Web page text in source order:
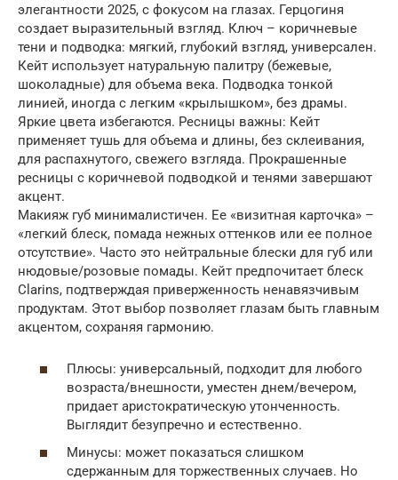
элегантности 2025, с фокусом на глазах. Герцогиня
создает выразительный взгляд. Ключ – коричневые
тени и подводка: мягкий, глубокий взгляд, универсален.
Кейт использует натуральную палитру (бежевые,
шоколадные) для объема века. Подводка тонкой
линией, иногда с легким «крылышком», без драмы.
Яркие цвета избегаются. Ресницы важны: Кейт
применяет тушь для объема и длины, без склеивания,
для распахнутого, свежего взгляда. Прокрашенные
ресницы с коричневой подводкой и тенями завершают
акцент.
Макияж губ минималистичен. Ее «визитная карточка» –
«легкий блеск, помада нежных оттенков или ее полное
отсутствие». Часто это нейтральные блески для губ или
нюдовые/розовые помады. Кейт предпочитает блеск
Clarins, подтверждая приверженность ненавязчивым
продуктам. Этот выбор позволяет глазам быть главным
акцентом, сохраняя гармонию.
Плюсы: универсальный, подходит для любого
возраста/внешности, уместен днем/вечером,
придает аристократическую утонченность.
Выглядит безупречно и естественно.
Минусы: может показаться слишком
сдержанным для торжественных случаев. Но